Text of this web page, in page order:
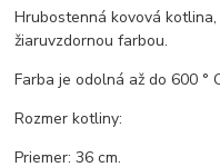
Hrubostenná kovová
žiaruvzdornou farbou.
Farba je odolná až do 600 °
Rozmer kotliny:
Priemer: 36 cm.